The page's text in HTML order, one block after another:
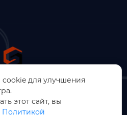
Чжунсинь
для улучшения
этот сайт, вы
Политикой